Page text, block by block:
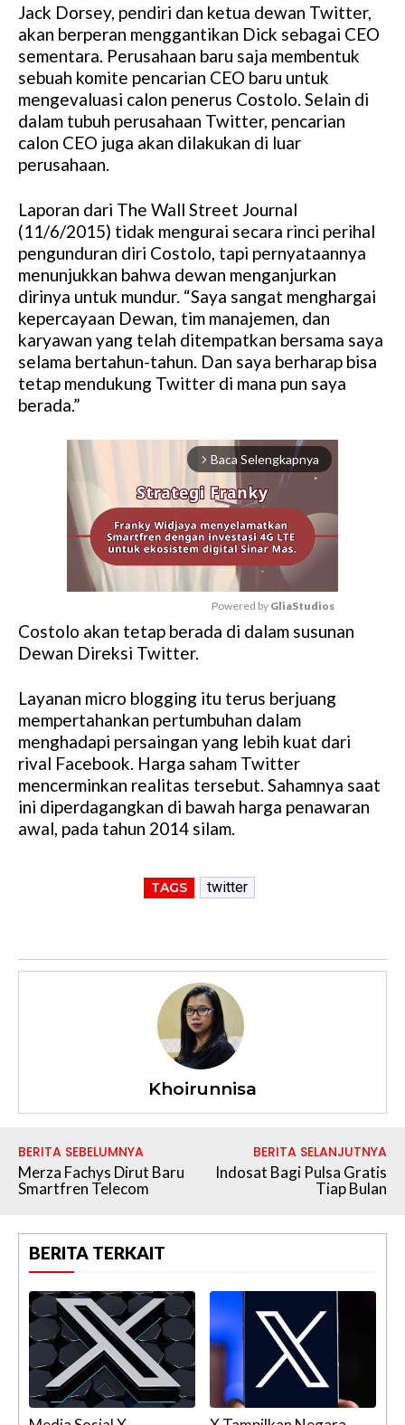
Jack Dorsey, pendiri dan ketua dewan Twitter,
akan berperan menggantikan Dick sebagai CEO
sementara. Perusahaan baru saja membentuk
sebuah komite pencarian CEO baru untuk
mengevaluasi calon penerus Costolo. Selain di
dalam tubuh perusahaan Twitter, pencarian
calon CEO juga akan dilakukan di luar
perusahaan.
Laporan dari The Wall Street Journal
(11/6/2015) tidak mengurai secara rinci perihal
pengunduran diri Costolo, tapi pernyataannya
menunjukkan bahwa dewan menganjurkan
dirinya untuk mundur. “Saya sangat menghargai
kepercayaan Dewan, tim manajemen, dan
karyawan yang telah ditempatkan bersama saya
selama bertahun-tahun. Dan saya berharap bisa
tetap mendukung Twitter di mana pun saya
berada.”
arrow_forward_ios Baca Selengkapnya
M
e
Powered by GliaStudios
Costolo akan tetap berada di dalam susunan
Dewan Direksi Twitter.
Layanan micro blogging itu terus berjuang
mempertahankan pertumbuhan dalam
menghadapi persaingan yang lebih kuat dari
rival Facebook. Harga saham Twitter
mencerminkan realitas tersebut. Sahamnya saat
ini diperdagangkan di bawah harga penawaran
awal, pada tahun 2014 silam.
TAGS twitter
Khoirunnisa
BERITA SEBELUMNYA
Merza Fachys Dirut Baru
Smartfren Telecom
BERITA SELANJUTNYA
Indosat Bagi Pulsa Gratis
Tiap Bulan
BERITA TERKAIT